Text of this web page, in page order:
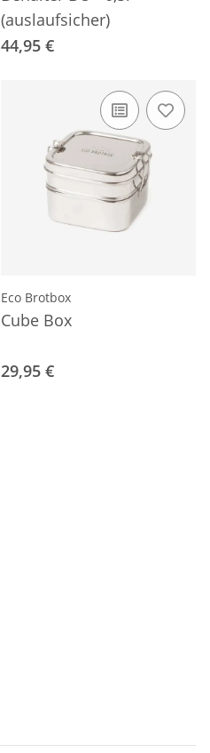
(auslaufsicher)
44,95 €
Eco Brotbox
Cube Box
29,95 €